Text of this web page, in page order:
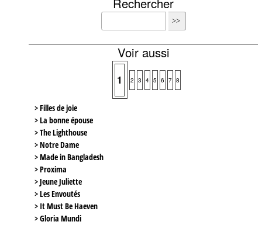
Voir aussi
1 2 3 4 5 6 7 8
> Filles de joie
> La bonne épouse
> The Lighthouse
> Notre Dame
> Made in Bangladesh
> Proxima
> Jeune Juliette
> Les Envoutés
> It Must Be Haeven
> Gloria Mundi